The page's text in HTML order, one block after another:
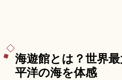
海遊館とは？世界
平洋の海を体感